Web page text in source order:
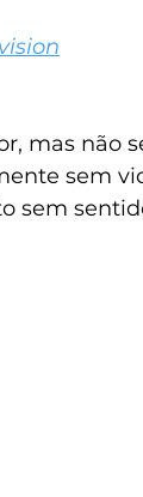
mas não
sem
sem